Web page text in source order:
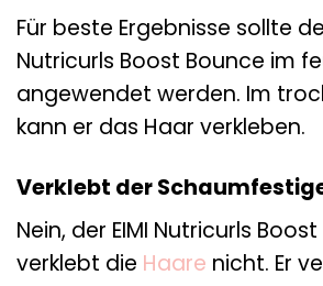
Für beste Ergebnisse sollte
Nutricurls Boost Bounce im
angewendet werden. Im
kann er das Haar verkleben.
Verklebt der
Nein, der EIMI Nutricurls
verklebt die Haare nicht. Er